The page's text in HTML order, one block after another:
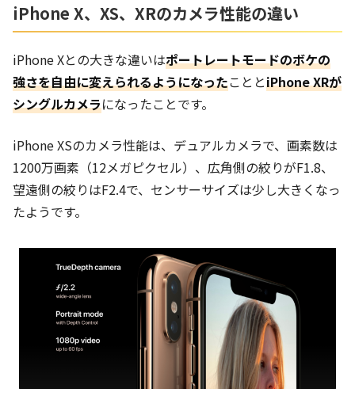
iPhone X、XS、XRのカメラ性能の違い
iPhone Xとの大きな違いはポートレートモードのボケの
強さを自由に変えられるようになったこととiPhone XRが
シングルカメラになったことです。
iPhone XSのカメラ性能は、デュアルカメラで、画素数は
1200万画素（12メガピクセル）、広角側の絞りがF1.8、
望遠側の絞りはF2.4で、センサーサイズは少し大きくなっ
たようです。